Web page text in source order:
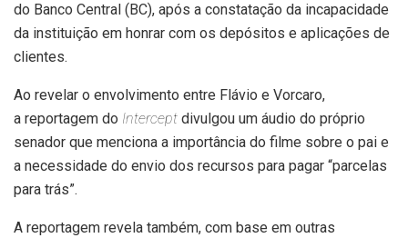
do Banco Central (BC), após a constatação da incapacidade
da instituição em honrar com os depósitos e aplicações de
clientes.
Ao revelar o envolvimento entre Flávio e Vorcaro,
a reportagem do Intercept divulgou um áudio do próprio
senador que menciona a importância do filme sobre o pai e
a necessidade do envio dos recursos para pagar “parcelas
para trás”.
A reportagem revela também, com base em outras